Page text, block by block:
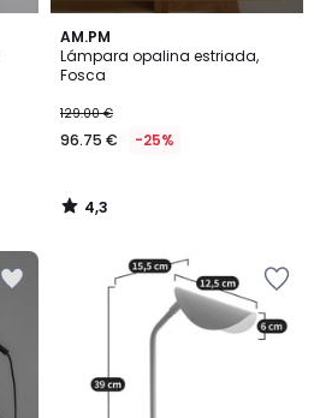
AM.PM
Lámpara opalina estriada,
Fosca
129.00 €
96.75 € -25%
4,3
/ 5
4,3
/